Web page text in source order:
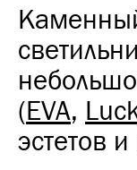
(EVA,
эстетов